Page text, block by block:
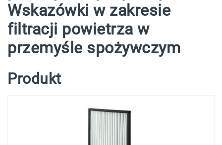
Wskazówki w zakresie
filtracji powietrza w
przemyśle spożywczym
Produkt